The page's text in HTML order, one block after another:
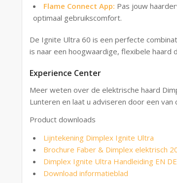
Flame Connect App: Pas jouw
optimaal gebruikscomfort.
De Ignite Ultra 60 is een perfecte
is naar een hoogwaardige, flexibele
Experience Center
Meer weten over de elektrische haard
Lunteren en laat u adviseren door een van
Product downloads
Lijntekening Dimplex Ignite Ultra
Brochure Faber & Dimplex elektrisch
Dimplex Ignite Ultra Handleiding EN
Download informatieblad